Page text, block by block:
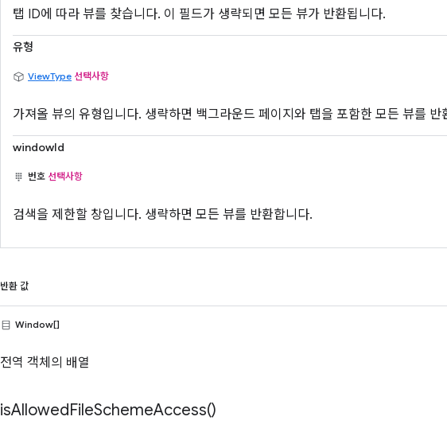
탭 ID에 따라 뷰를 찾습니다. 이 필드가 생략되면 모든 뷰가 반환됩니다.
유형
ViewType 선택사항
가져올 뷰의 유형입니다. 생략하면 백그라운드 페이지와 탭을 포함한 모든 뷰를 반
windowId
번호 선택사항
검색을 제한할 창입니다. 생략하면 모든 뷰를 반환합니다.
반환 값
Window[]
전역 객체의 배열
isAllowedFileSchemeAccess()